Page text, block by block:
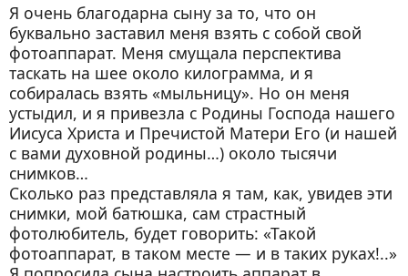
Я очень благодарна сыну за то, что он
буквально заставил меня взять с собой свой
фотоаппарат. Меня смущала перспектива
таскать на шее около килограмма, и я
собиралась взять «мыльницу». Но он меня
устыдил, и я привезла с Родины Господа нашего
Иисуса Христа и Пречистой Матери Его (и нашей
с вами духовной родины…) около тысячи
снимков…
Сколько раз представляла я там, как, увидев эти
снимки, мой батюшка, сам страстный
фотолюбитель, будет говорить: «Такой
фотоаппарат, в таком месте — и в таких руках!..»